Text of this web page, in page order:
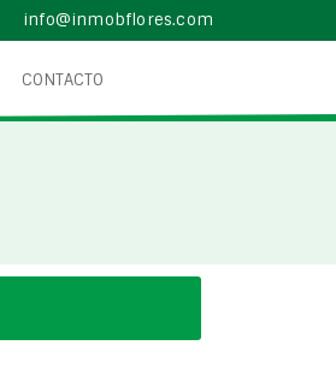
info@inmobflores.com
CONTACTO